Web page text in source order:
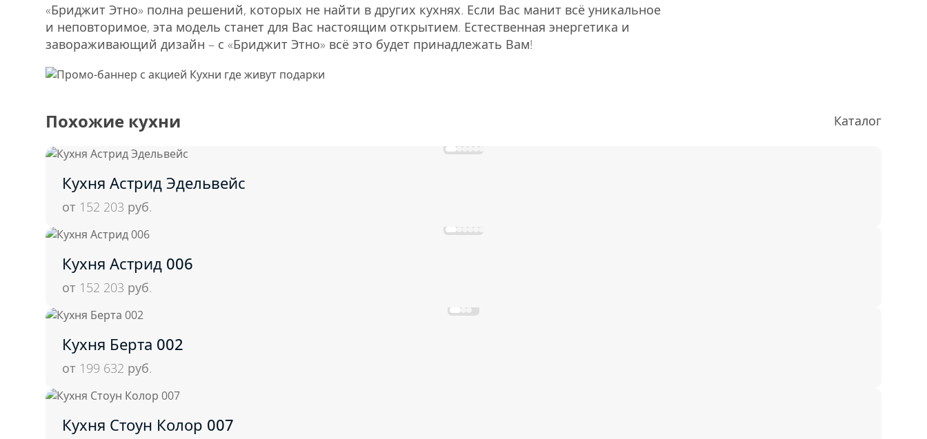
«Бриджит Этно» полна решений, которых не найти в других кухнях. Если Вас манит всё уникальное
и неповторимое, эта модель станет для Вас настоящим открытием. Естественная энергетика и
завораживающий дизайн – с «Бриджит Этно» всё это будет принадлежать Вам!
Похожие кухни Каталог
Кухня Астрид Эдельвейс
от 152 203 руб.
Кухня Астрид 006
от 152 203 руб.
Кухня Берта 002
от 199 632 руб.
Кухня Стоун Колор 007